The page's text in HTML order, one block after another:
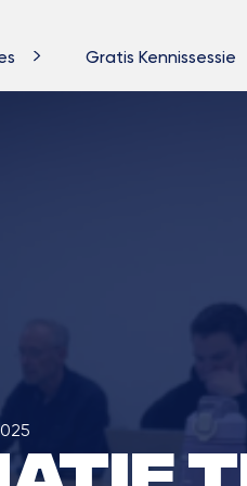
Gratis Kennissessie